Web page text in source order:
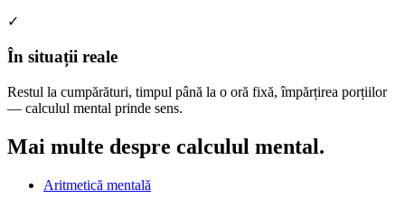
✓
În situații reale
Restul la cumpărături, timpul până la o oră fixă, împărțirea porțiilor
— calculul mental prinde sens.
Mai multe despre calculul mental.
Aritmetică mentală